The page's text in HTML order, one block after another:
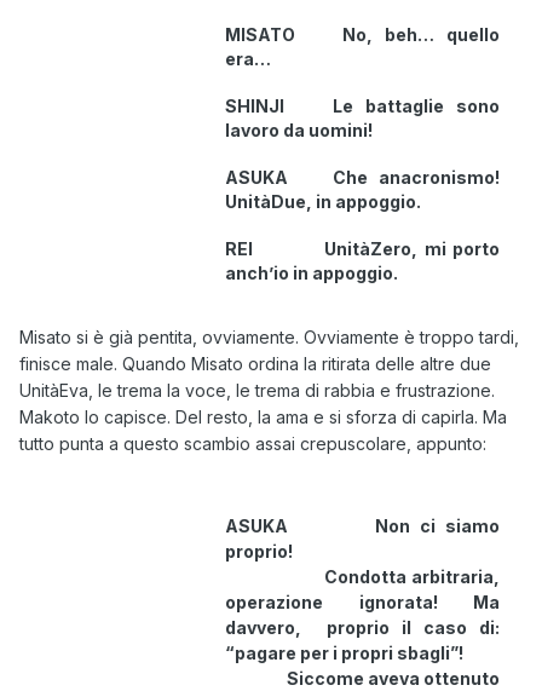
MISATO No, beh… quello
era…
SHINJI Le battaglie sono
lavoro da uomini!
ASUKA Che anacronismo!
UnitàDue, in appoggio.
REI UnitàZero, mi porto
anch’io in appoggio.
Misato si è già pentita, ovviamente. Ovviamente è troppo tardi,
finisce male. Quando Misato ordina la ritirata delle altre due
UnitàEva, le trema la voce, le trema di rabbia e frustrazione.
Makoto lo capisce. Del resto, la ama e si sforza di capirla. Ma
tutto punta a questo scambio assai crepuscolare, appunto:
ASUKA Non ci siamo
proprio!
Condotta arbitraria,
operazione ignorata! Ma
davvero, proprio il caso di:
“pagare per i propri sbagli”!
Siccome aveva ottenuto